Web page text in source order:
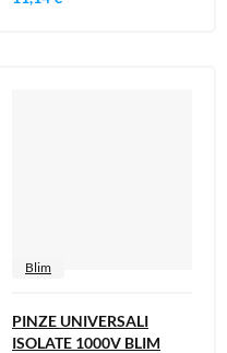
Blim
PINZE UNIVERSALI
ISOLATE 1000V BLIM